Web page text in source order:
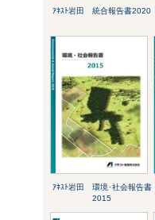
ｱﾈｽﾄ岩田 統合報告書2020
ｱﾈｽﾄ岩田 環境･社会報告書
2015